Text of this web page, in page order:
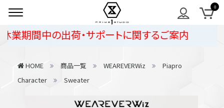
間中の出荷・サポートに関するご案内
HOME 商品一覧 WEAREVERWiz
Piapro
Character
Sweater